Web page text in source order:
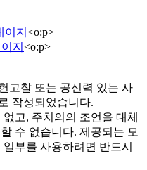
이지 <o:p>
지 <o:p>
고찰 또는 공신력 있는 사
작성되었습니다.
고, 주치의의 조언을 대체
수 없습니다. 제공되는 모
부를 사용하려면 반드시